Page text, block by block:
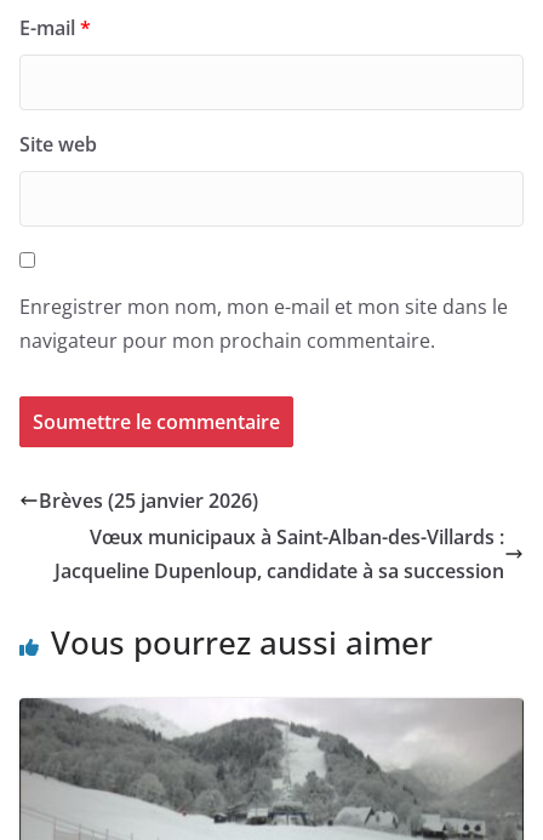
E-mail*
Site web
Enregistrer mon nom, mon e-mail et mon site dans le
navigateur pour mon prochain commentaire.
Brèves (25 janvier 2026)
Vœux municipaux à Saint-Alban-des-Villards :
Jacqueline Dupenloup, candidate à sa succession
Vous pourrez aussi aimer